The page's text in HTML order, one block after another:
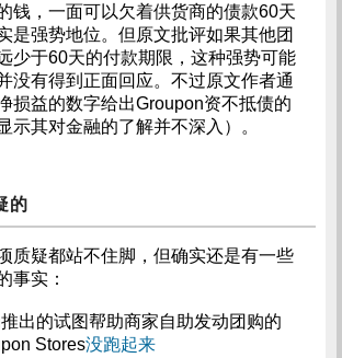
钱，一面可以欠着供货商的债款60天
是强势地位。但原文批评如果其他团
少于60天的付款期限，这种强势可能
没有得到正面回应。不过原文作者通
损益的数字给出Groupon资不抵债的
示其对金融的了解并不深入）。
的
质疑都站不住脚，但确实还是有一些
事实：
出的试图帮助商家自助发动团购的
Stores没跑起来